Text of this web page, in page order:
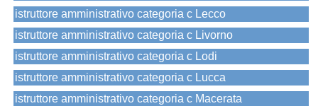
istruttore amministrativo categoria c Lecco
istruttore amministrativo categoria c Livorno
istruttore amministrativo categoria c Lodi
istruttore amministrativo categoria c Lucca
istruttore amministrativo categoria c Macerata